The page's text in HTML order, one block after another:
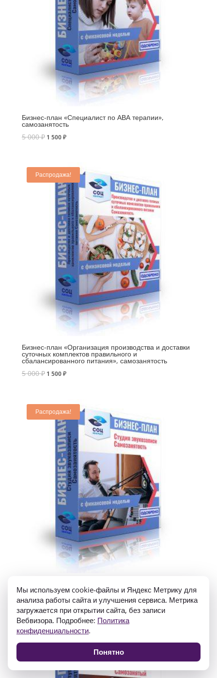
Бизнес-план «Специалист по АВА терапии»,
самозанятость
5 000₽ 1 500₽
Распродажа!
Бизнес-план «Организация производства и доставки
суточных комплектов правильного и
сбалансированного питания», самозанятость
5 000₽ 1 500₽
Распродажа!
5 000₽ 1 500₽
Распродажа!
Мы используем cookie-файлы и Яндекс Метрику для
анализа работы сайта и улучшения сервиса. Метрика
загружается при открытии сайта, без записи
Вебвизора. Подробнее: Политика
конфиденциальности.
Понятно